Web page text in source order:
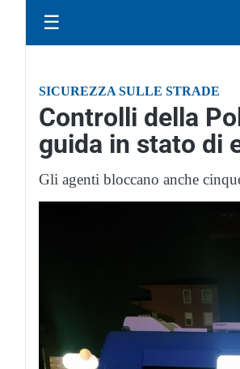
☰
SICUREZZA SULLE STRADE
Controlli della
guida in stato di
Gli agenti bloccano anche